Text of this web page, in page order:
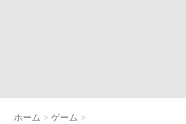
ホーム > ゲーム >